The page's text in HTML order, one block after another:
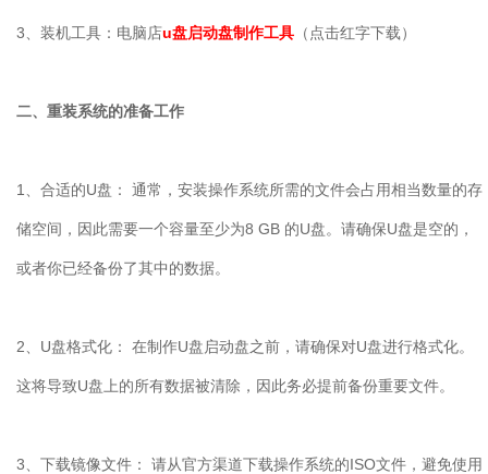
3、装机工具：电脑店u盘启动盘制作工具 （点击红字下载）
二、重装系统的准备工作
1、合适的U盘： 通常，安装操作系统所需的文件会占用相当数量的存
储空间，因此需要一个容量至少为8 GB 的U盘。请确保U盘是空的，
或者你已经备份了其中的数据。
2、 U盘格式化： 在制作U盘启动盘之前，请确保对U盘进行格式化。
这将导致U盘上的所有数据被清除，因此务必提前备份重要文件。
3、下载镜像文件： 请从官方渠道下载操作系统的ISO文件，避免使用